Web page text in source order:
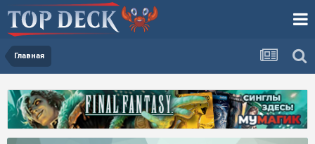
Главная